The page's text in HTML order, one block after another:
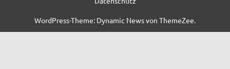
WordPress-Theme: Dynamic News von ThemeZee.